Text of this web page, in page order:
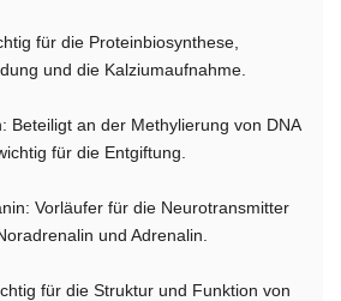
für die Proteinbiosynthese,
und die Kalziumaufnahme.
Beteiligt an der Methylierung von DNA
für die Entgiftung.
Vorläufer für die Neurotransmitter
und Adrenalin.
für die Struktur und Funktion von